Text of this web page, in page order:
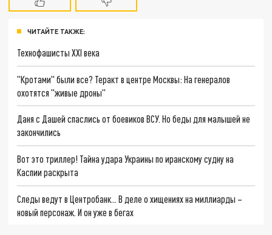
ЧИТАЙТЕ ТАКЖЕ:
Технофашисты XXI века
"Кротами" были все? Теракт в центре Москвы: На генералов
охотятся "живые дроны"
Даня с Дашей спаслись от боевиков ВСУ. Но беды для малышей не
закончились
Вот это триллер! Тайна удара Украины по иранскому судну на
Каспии раскрыта
Следы ведут в Центробанк… В деле о хищениях на миллиарды –
новый персонаж. И он уже в бегах